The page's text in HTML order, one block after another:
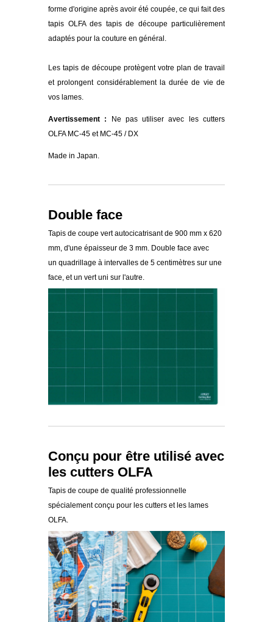
forme d'origine après avoir été coupée, ce qui fait des
tapis OLFA des tapis de découpe particulièrement
adaptés pour la couture en général.
Les tapis de découpe protègent votre plan de travail
et prolongent considérablement la durée de vie de
vos lames.
Avertissement : Ne pas utiliser avec les cutters
OLFA MC-45 et MC-45 / DX
Made in Japan.
Double face
Tapis de coupe vert autocicatrisant de 900 mm x 620
mm, d'une épaisseur de 3 mm. Double face avec
un quadrillage à intervalles de 5 centimètres sur une
face, et un vert uni sur l'autre.
Conçu pour être utilisé avec
les cutters OLFA
Tapis de coupe de qualité professionnelle
spécialement conçu pour les cutters et les lames
OLFA.